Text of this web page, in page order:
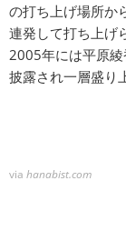
の打ち上げ場所か
連発して打ち上げ
2005年には平原
披露され一層盛り
via hanabist.com